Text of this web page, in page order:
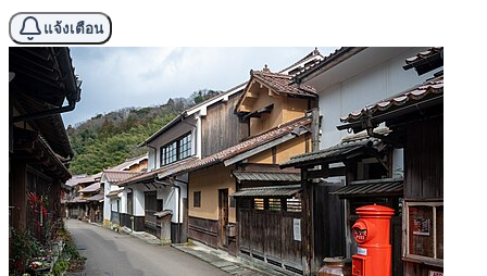
แจ้งเตือน